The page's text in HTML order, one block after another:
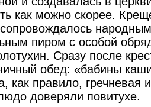
как можно скорее.
пиром с особой
Сразу после
обед: «бабины
как правило, гречневая
доверяли повитухе.